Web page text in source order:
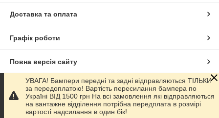
Доставка та оплата
Графік роботи
Повна версія сайту
Сайт створено на маркетплейсіProm.ua
Політика конфіденційності
УВАГА! Бампери передні та задні відправляються ТІЛЬКИ
за передоплатою! Вартість пересилання бампера по
Україні ВІД 1500 грн На всі замовлення які відправляються
на вантажне відділення потрібна передплата в розмірі
вартості надсилання в один бік!